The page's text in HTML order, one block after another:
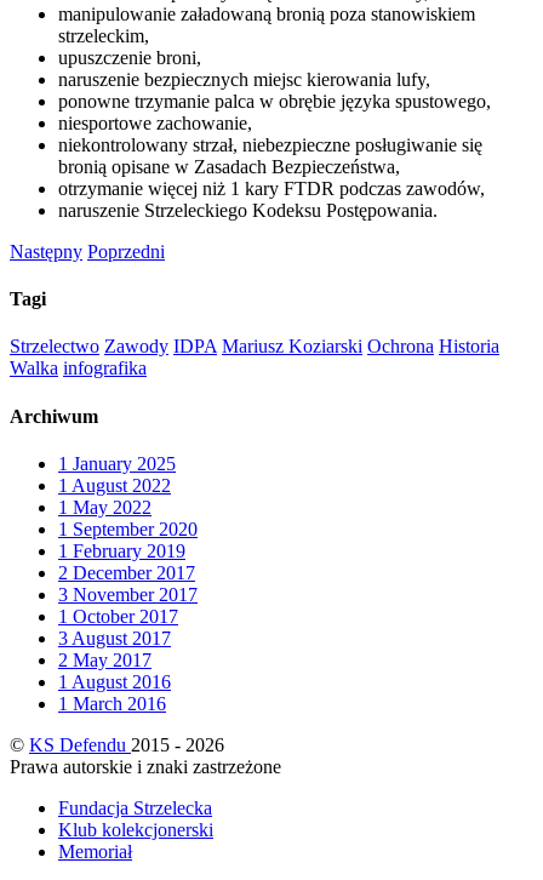
manipulowanie załadowaną bronią poza stanowiskiem
strzeleckim,
upuszczenie broni,
naruszenie bezpiecznych miejsc kierowania lufy,
ponowne trzymanie palca w obrębie języka spustowego,
niesportowe zachowanie,
niekontrolowany strzał, niebezpieczne posługiwanie się
bronią opisane w Zasadach Bezpieczeństwa,
otrzymanie więcej niż 1 kary FTDR podczas zawodów,
naruszenie Strzeleckiego Kodeksu Postępowania.
Następny Poprzedni
Tagi
Strzelectwo Zawody IDPA Mariusz Koziarski Ochrona Historia
Walka infografika
Archiwum
1 January 2025
1 August 2022
1 May 2022
1 September 2020
1 February 2019
2 December 2017
3 November 2017
1 October 2017
3 August 2017
2 May 2017
1 August 2016
1 March 2016
© KS Defendu 2015 - 2026
Prawa autorskie i znaki zastrzeżone
Fundacja Strzelecka
Klub kolekcjonerski
Memoriał